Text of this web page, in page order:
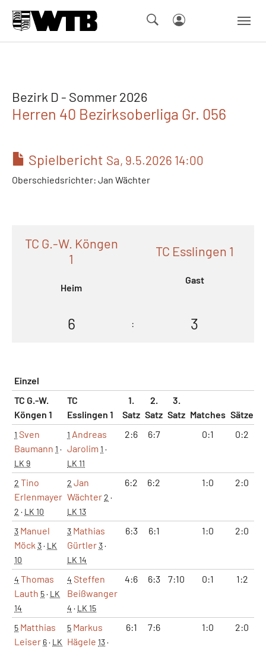
Bezirk D - Sommer 2026
Herren 40 Bezirksoberliga Gr. 056
Spielbericht Sa, 9.5.2026 14:00
Oberschiedsrichter: Jan Wächter
TC G.-W. Köngen
1
Heim
TC Esslingen 1
Gast
6 : 3
Einzel
TC G.-W.
Köngen 1
TC
Esslingen 1
1.
Satz
2.
Satz
3.
Satz Matches Sätze
1 Sven
Baumann 1 ·
LK 9
1 Andreas
Jarolim 1 ·
LK 11
2:6 6:7 0:1 0:2
2 Tino
Erlenmayer
2 · LK 10
2 Jan
Wächter2 ·
LK 13
6:2 6:2 1:0 2:0
3 Manuel
Möck 3· LK
10
3 Mathias
Gürtler3·
LK 14
6:3 6:1 1:0 2:0
4 Thomas
Lauth 5· LK
14
4 Steffen
Beißwanger
4 · LK 15
4:6 6:3 7:10 0:1 1:2
5 Matthias
Leiser 6· LK
5 Markus
Hägele 13·
6:1 7:6 1:0 2:0